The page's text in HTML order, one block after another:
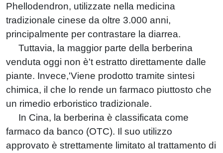
Phellodendron, utilizzate nella medicina
tradizionale cinese da oltre 3.000 anni,
principalmente per contrastare la diarrea.
Tuttavia, la maggior parte della berberina
venduta oggi non è't estratto direttamente dalle
piante. Invece,'Viene prodotto tramite sintesi
chimica, il che lo rende un farmaco piuttosto che
un rimedio erboristico tradizionale.
In Cina, la berberina è classificata come
farmaco da banco (OTC). Il suo utilizzo
approvato è strettamente limitato al trattamento di